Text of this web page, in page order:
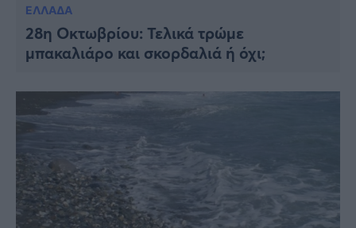
ΕΛΛΑΔΑ
28η Οκτωβρίου: Τελικά τρώμε
μπακαλιάρο και σκορδαλιά ή όχι;